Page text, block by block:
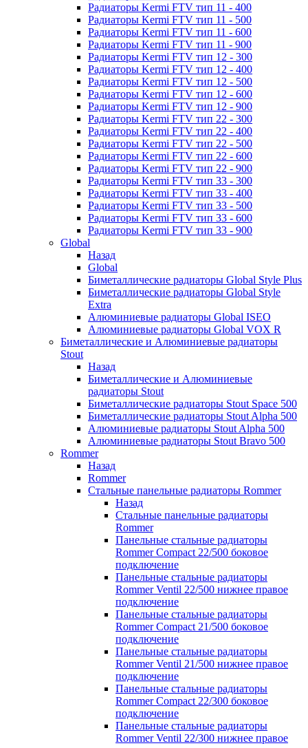
Радиаторы Kermi FTV тип 11 - 400
Радиаторы Kermi FTV тип 11 - 500
Радиаторы Kermi FTV тип 11 - 600
Радиаторы Kermi FTV тип 11 - 900
Радиаторы Kermi FTV тип 12 - 300
Радиаторы Kermi FTV тип 12 - 400
Радиаторы Kermi FTV тип 12 - 500
Радиаторы Kermi FTV тип 12 - 600
Радиаторы Kermi FTV тип 12 - 900
Радиаторы Kermi FTV тип 22 - 300
Радиаторы Kermi FTV тип 22 - 400
Радиаторы Kermi FTV тип 22 - 500
Радиаторы Kermi FTV тип 22 - 600
Радиаторы Kermi FTV тип 22 - 900
Радиаторы Kermi FTV тип 33 - 300
Радиаторы Kermi FTV тип 33 - 400
Радиаторы Kermi FTV тип 33 - 500
Радиаторы Kermi FTV тип 33 - 600
Радиаторы Kermi FTV тип 33 - 900
Global
Назад
Global
Биметаллические радиаторы Global Style Plus
Биметаллические радиаторы Global Style
Extra
Алюминиевые радиаторы Global ISEO
Алюминиевые радиаторы Global VOX R
Биметаллические и Алюминиевые радиаторы
Stout
Назад
Биметаллические и Алюминиевые
радиаторы Stout
Биметаллические радиаторы Stout Space 500
Биметаллические радиаторы Stout Alpha 500
Алюминиевые радиаторы Stout Alpha 500
Алюминиевые радиаторы Stout Bravo 500
Rommer
Назад
Rommer
Стальные панельные радиаторы Rommer
Назад
Стальные панельные радиаторы
Rommer
Панельные стальные радиаторы
Rommer Compact 22/500 боковое
подключение
Панельные стальные радиаторы
Rommer Ventil 22/500 нижнее правое
подключение
Панельные стальные радиаторы
Rommer Compact 21/500 боковое
подключение
Панельные стальные радиаторы
Rommer Ventil 21/500 нижнее правое
подключение
Панельные стальные радиаторы
Rommer Compact 22/300 боковое
подключение
Панельные стальные радиаторы
Rommer Ventil 22/300 нижнее правое